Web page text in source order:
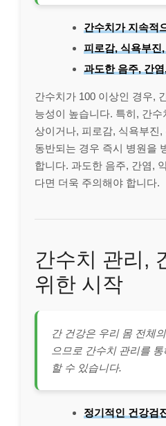
간수치가 지속적
피로감, 식욕부진
과도한 음주, 간
간수치가 100 이상인 경우,
능성이 높습니다. 특히, 간
상이거나, 피로감, 식욕부진
동반되는 경우 즉시 병원을
합니다. 과도한 음주, 간염,
다면 더욱 주의해야 합니다.
간수치 관리,
위한 시작
간 건강은 우리 몸 전체
으므로 간수치 관리를
할 수 있습니다.
정기적인 건강검